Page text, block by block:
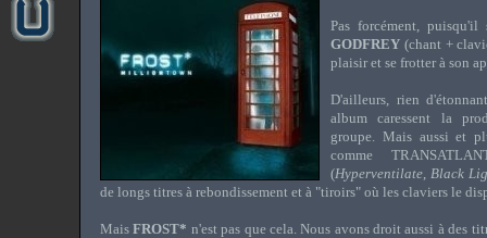
Pas forcément,
GODFREY (chant +
plaisir et se frotter à son
D'ailleurs, rien
album caressent la
groupe. Mais aussi et
comme
(Hyperventilate, Black
de longs titres à rebondissement et à "tiroirs" où les claviers le
MaisFROST* n'est pas que cela. Nous avons droit aussi à des